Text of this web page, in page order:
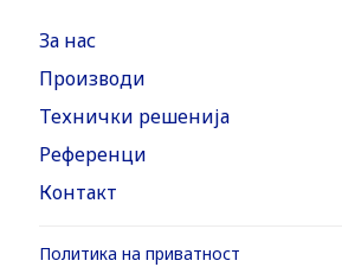
За нас
Производи
Технички решенија
Референци
Контакт
Политика на приватност